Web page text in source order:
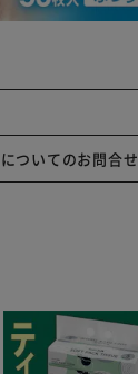
ついてのお問合せ